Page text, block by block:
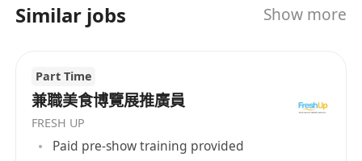
與執行，包括場地安排、物料準備、流程協調及
對）、門禁卡發放與回收、員工檔案及行政文件
之分類歸檔與保密保管。
處理日常行政事務支援，如來訪登記、郵件收
發、費用報銷初審、跨部門協調聯絡等，提升整
Similar jobs Show more
Part Time
兼職美食博覽展推廣員
FRESH UP
Paid pre-show training provided